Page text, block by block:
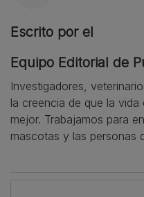
Escrito por el
Equipo Editorial de
Investigadores,
la creencia de que la
mejor. Trabajamos para
mascotas y las personas